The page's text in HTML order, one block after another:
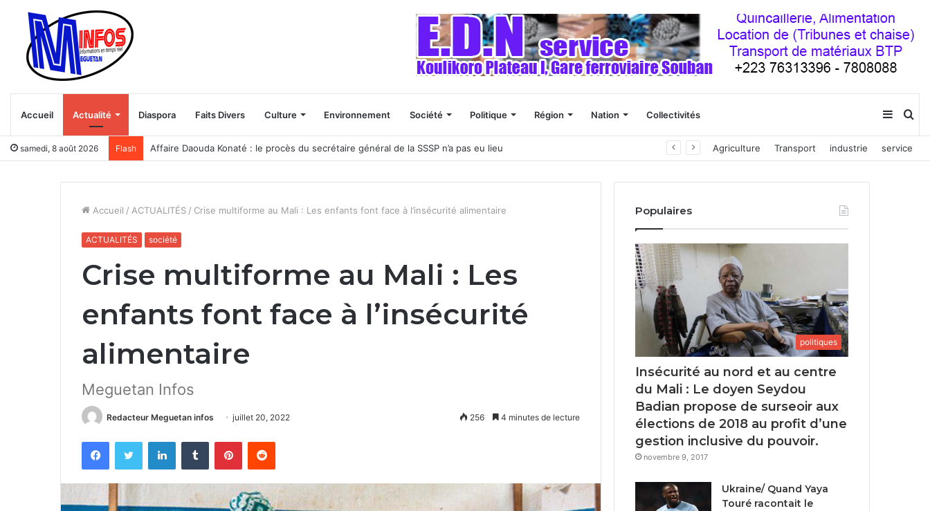
Accueil Actualité Diaspora Faits Divers Culture Environnement Société Politique Région Nation Collectivités
samedi, 8 août 2026 Flash Trump veut bloquer le “tourisme des naissances” Agriculture Transport industrie service
Accueil / ACTUALITÉS / Crise multiforme au Mali : Les enfants font face à l’insécurité alimentaire
ACTUALITÉS société
Crise multiforme au Mali : Les
enfants font face à l’insécurité
alimentaire
Meguetan Infos
Redacteur Meguetan infos juillet 20, 2022 256 4 minutes de lecture
Populaires
politiques
Insécurité au nord et au centre
du Mali : Le doyen Seydou
Badian propose de surseoir aux
élections de 2018 au profit d’une
gestion inclusive du pouvoir.
novembre 9, 2017
Ukraine/ Quand Yaya
Touré racontait le